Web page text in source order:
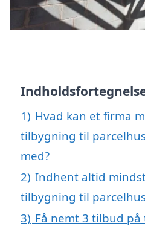
1) Hvad kan et firma
tilbygning til
med?
2) Indhent altid
tilbygning til
3) Få nemt 3 tilbud